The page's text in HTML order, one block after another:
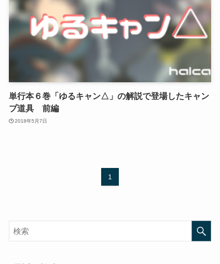
単行本６巻「ゆるキャン△」の解説で登場したキャン
プ道具 前編
2018年5月7日
1